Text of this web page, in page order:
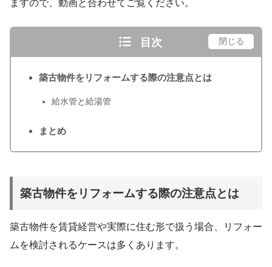
ますので、動画と合わせてご覧ください。
目次 閉じる
築古物件をリフォームする際の注意点とは
給水管と給湯管
まとめ
築古物件をリフォームする際の注意点とは
築古物件を賃貸経営や実際に住む形で扱う場合、リフォー
ムを検討されるケースは多くあります。